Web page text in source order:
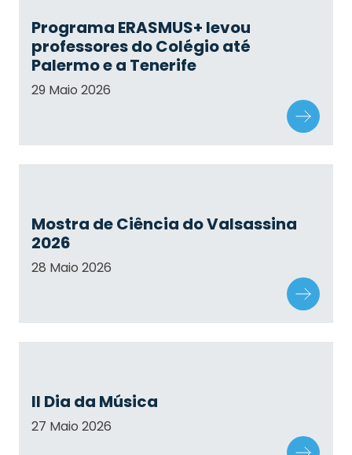
Programa ERASMUS+ levou
professores do Colégio até
Palermo e a Tenerife
29 Maio 2026
Mostra de Ciência do Valsassina
2026
28 Maio 2026
II Dia da Música
27 Maio 2026